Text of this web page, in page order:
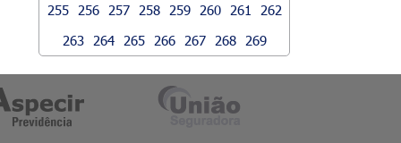
255
256 257 258 259 260 261
262
263
264 265 266 267 268 269